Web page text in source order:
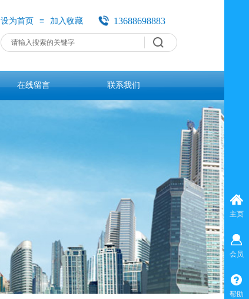
13688698883
8698883
设为首页 ≡ 加入收藏
在线留言 联系我们
主页
会员
帮助